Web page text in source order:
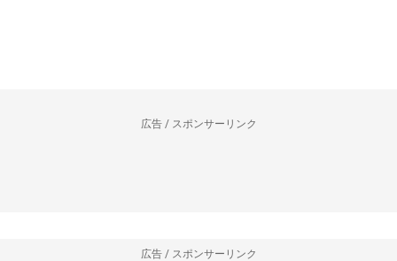
広告 / スポンサーリンク
広告 / スポンサーリンク